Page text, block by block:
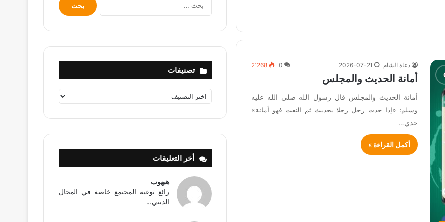
دعاة الشام 2026-07-21
0 2٬268
أمانة الحديث والمجلس
أمانة الحديث والمجلس قال رسول الله صلى الله عليه
وسلم: «إذا حدث رجل رجلا بحديث ثم التفت فهو أمانة»
حدي…
أكمل القراءة »
عن:
تصنيفات
تصنيفات
أخر التعليقات
هبهوب
رائع توعية المجتمع خاصة في المجال
الديني...